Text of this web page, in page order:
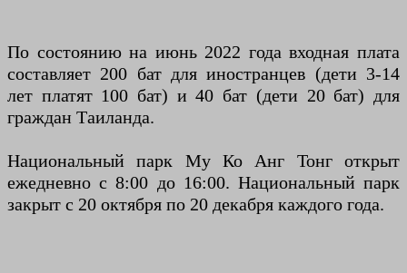
По состоянию на июнь 2022 года входная плата
составляет 200 бат для иностранцев (дети 3-14
лет платят 100 бат) и 40 бат (дети 20 бат) для
граждан Таиланда.
Национальный парк Му Ко Анг Тонг открыт
ежедневно с 8:00 до 16:00. Национальный парк
закрыт с 20 октября по 20 декабря каждого года.